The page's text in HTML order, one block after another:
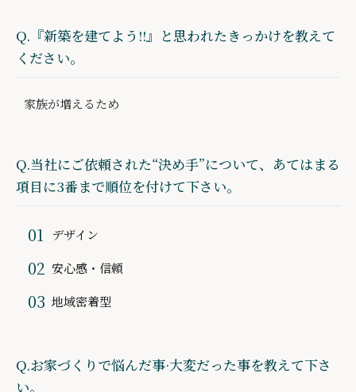
Q.『新築を建てよう!!』と思われたきっかけを教えて
ください。
家族が増えるため
Q.当社にご依頼された“決め手”について、あてはまる
項目に3番まで順位を付けて下さい。
デザイン
安心感・信頼
地域密着型
Q.お家づくりで悩んだ事·大変だった事を教えて下さ
い。